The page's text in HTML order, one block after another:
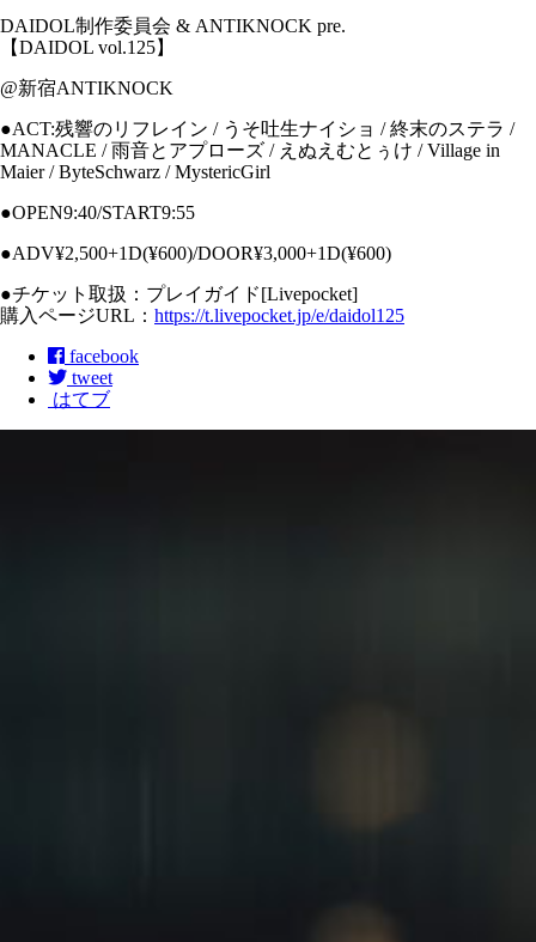
DAIDOL制作委員会 & ANTIKNOCK pre.
【DAIDOL vol.125】
@新宿ANTIKNOCK
●ACT:残響のリフレイン / うそ吐生ナイショ / 終末のステラ /
MANACLE / 雨音とアプローズ / えぬえむとぅけ / Village in
Maier / ByteSchwarz / MystericGirl
●OPEN9:40/START9:55
●ADV¥2,500+1D(¥600)/DOOR¥3,000+1D(¥600)
●チケット取扱：プレイガイド[Livepocket]
購入ページURL： https://t.livepocket.jp/e/daidol125
facebook
tweet
はてブ